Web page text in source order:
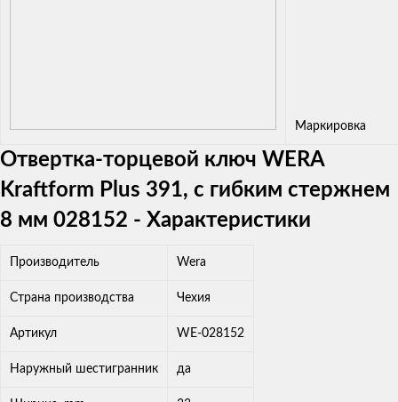
Маркировка
Отвертка-торцевой ключ WERA
Kraftform Plus 391, с гибким стержнем
8 мм 028152 - Характеристики
Производитель Wera
Страна производства Чехия
Артикул WE-028152
Наружный шестигранник да